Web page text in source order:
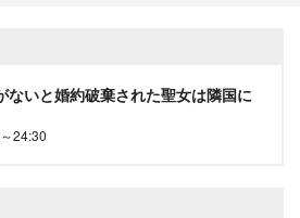
ないと婚約破棄された聖女は隣国に
24:30